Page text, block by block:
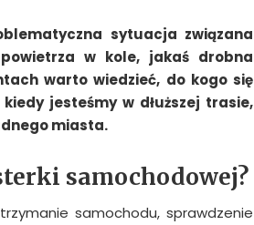
sytuacja związana
w kole, jakaś drobna
warto wiedzieć, do kogo się
jesteśmy w dłuższej trasie,
miasta.
samochodowej?
samochodu, sprawdzenie